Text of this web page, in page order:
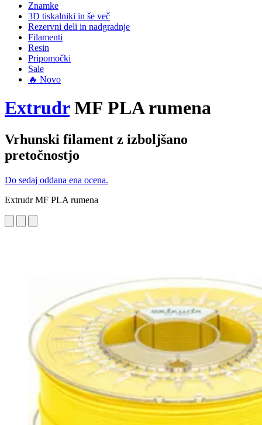
Znamke
3D tiskalniki in še več
Rezervni deli in nadgradnje
Filamenti
Resin
Pripomočki
Sale
🔥 Novo
ExtrudrMF PLA rumena
Vrhunski filament z izboljšano
pretočnostjo
Do sedaj oddana ena ocena.
Extrudr MF PLA rumena